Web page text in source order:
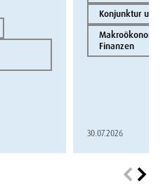
Konjunktur und
Finanzen
30.07.2026